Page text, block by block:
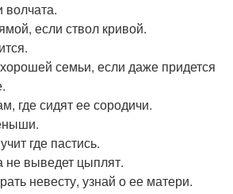
волчата.
если ствол кривой.
семьи, если даже придется
где сидят ее сородичи.
где пастись.
не выведет цыплят.
невесту, узнай о ее матери.